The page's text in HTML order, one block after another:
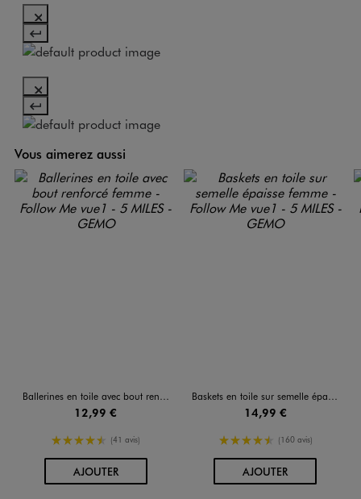
Vous aimerez aussi
Ballerines en toile avec bout renforcé femme - Follow Me
12,99 €
4.5/5 de moyenne
(41 avis)
AJOUTERAU PANIER
Baskets en toile sur semelle épaisse femme - Follow Me
14,99 €
4.5/5 de moyenne
(160 avis)
AJOUTERAU PANIER